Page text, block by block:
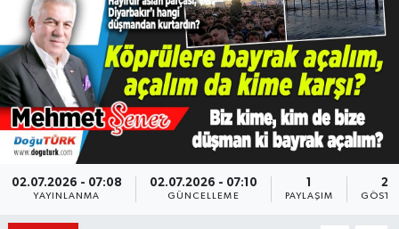
02.07.2026 - 07:08
YAYINLANMA
02.07.2026 - 07:10
GÜNCELLEME
1
PAYLAŞIM
25
KÜLTÜR-SANAT
Magazin
Medya
Politika